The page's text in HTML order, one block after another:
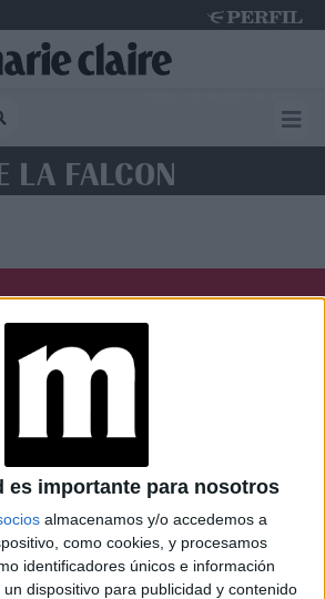
es importante para nosotros
almacenamos y/o accedemos a
como cookies, y procesamos
identificadores únicos e información
dispositivo para publicidad y contenido
LA FALCON
Caras Noticias
Parabrisas
Lunateen Break BATimes
- Todos los derechos reservados
Intelectual: Nro. 5346433